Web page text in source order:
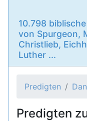
10.798
von Spurgeon,
Christlieb,
Luther ...
Predigten
Predigten